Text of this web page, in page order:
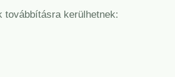
továbbításra kerülhetnek: